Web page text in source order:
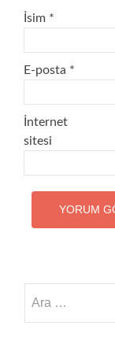
İsim *
E-posta *
İnternet
sitesi